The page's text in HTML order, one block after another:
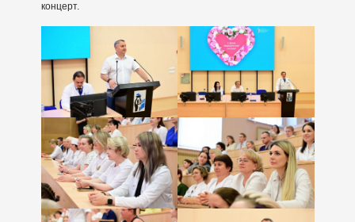
концерт.